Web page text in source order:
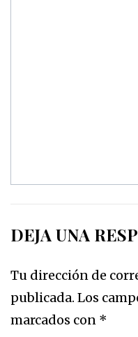
DEJA UNA
Tu dirección de
publicada. Los
marcados con *